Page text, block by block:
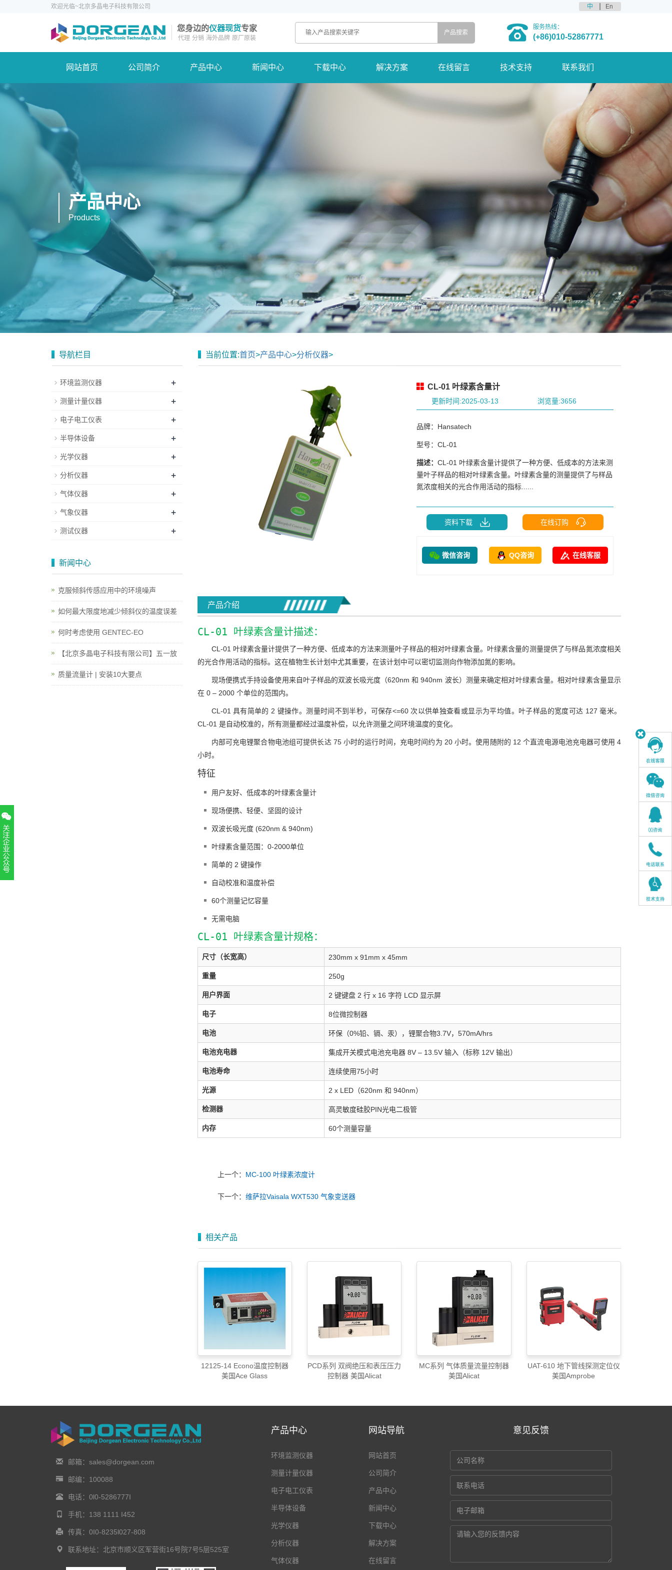
欢迎光临~北京多晶电子科技有限公司 中 En
您身边的仪器现货专家
代理 分销 海外品牌 原厂原装
服务热线：
(+86)010-52867771
网站首页 公司简介 产品中心 新闻中心 下载中心 解决方案 在线留言 技术支持 联系我们
产品中心
Products
当前位置:首页>产品中心>分析仪器>
CL-01 叶绿素含量计
更新时间:2025-03-13 浏览量:3656
品牌：Hansatech
型号：CL-01
描述：CL-01 叶绿素含量计提供了一种方便、低成本的方法来测
量叶子样品的相对叶绿素含量。叶绿素含量的测量提供了与样品
氮浓度相关的光合作用活动的指标......
资料下载 在线订购
微信咨询 QQ咨询 在线客服
产品介绍
CL-01 叶绿素含量计描述：
CL-01 叶绿素含量计提供了一种方便、低成本的方法来测量叶子样品的相对叶绿素含量。叶绿素含量的测量提供了与样品氮浓度相关
的光合作用活动的指标。这在植物生长计划中尤其重要，在该计划中可以密切监测向作物添加氮的影响。
现场便携式手持设备使用来自叶子样品的双波长吸光度（620nm 和 940nm 波长）测量来确定相对叶绿素含量。相对叶绿素含量显示
在 0 – 2000 个单位的范围内。
CL-01 具有简单的 2 键操作。测量时间不到半秒，可保存<=60 次以供单独查看或显示为平均值。叶子样品的宽度可达 127 毫米。
CL-01 是自动校准的，所有测量都经过温度补偿，以允许测量之间环境温度的变化。
内部可充电锂聚合物电池组可提供长达 75 小时的运行时间，充电时间约为 20 小时。使用随附的 12 个直流电源电池充电器可使用 4
小时。
特征
用户友好、低成本的叶绿素含量计
现场便携、轻便、坚固的设计
双波长吸光度 (620nm & 940nm)
叶绿素含量范围：0-2000单位
简单的 2 键操作
自动校准和温度补偿
60个测量记忆容量
无需电脑
CL-01 叶绿素含量计规格：
尺寸（长宽高） 230mm x 91mm x 45mm
重量 250g
用户界面 2 键键盘 2 行 x 16 字符 LCD 显示屏
电子 8位微控制器
电池 环保（0%铅、镉、汞），锂聚合物3.7V，570mA/hrs
电池充电器 集成开关模式电池充电器 8V – 13.5V 输入（标称 12V 输出）
电池寿命 连续使用75小时
光源 2 x LED（620nm 和 940nm）
检测器 高灵敏度硅胶PIN光电二极管
内存 60个测量容量
上一个： MC-100 叶绿素浓度计
下一个： 维萨拉Vaisala WXT530 气象变送器
相关产品
12125-14 Econo温度控制器
美国Ace Glass
PCD系列 双阀绝压和表压压力
控制器 美国Alicat
MC系列 气体质量流量控制器
美国Alicat
UAT-610 地下管线探测定位仪
美国Amprobe
导航栏目
环境监测仪器 +
测量计量仪器 +
电子电工仪表 +
半导体设备 +
光学仪器 +
分析仪器 +
气体仪器 +
气象仪器 +
测试仪器 +
新闻中心
克服倾斜传感应用中的环境噪声
如何最大限度地减少倾斜仪的温度误差
何时考虑使用 GENTEC-EO
【北京多晶电子科技有限公司】五一放
质量流量计 | 安装10大要点
邮箱：sales@dorgean.com
邮编：100088
电话：0l0-5286777I
手机：138 1111 I452
传真：0I0-8235l027-808
联系地址：北京市顺义区军营街16号院7号5层525室
产品中心
环境监测仪器
测量计量仪器
电子电工仪表
半导体设备
光学仪器
分析仪器
气体仪器
网站导航
网站首页
公司简介
产品中心
新闻中心
下载中心
解决方案
在线留言
意见反馈